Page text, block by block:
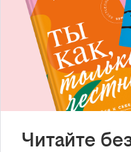
Читайте